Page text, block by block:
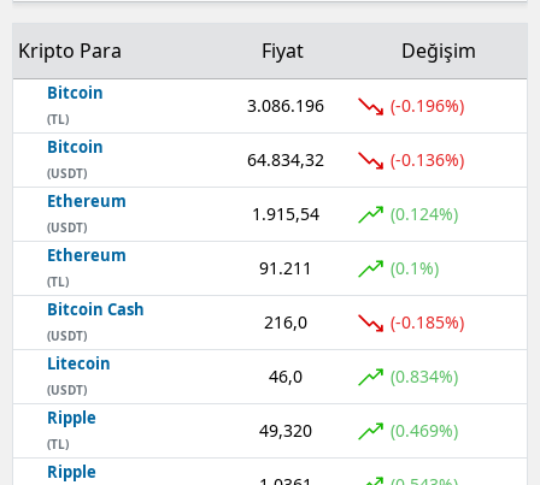
Kripto Para Fiyat Değişim
Bitcoin
(TL)
3.086.196 (-0.196%)
Bitcoin
(USDT)
64.834,32 (-0.136%)
Ethereum
(USDT)
1.915,54 (0.124%)
Ethereum
(TL)
91.211 (0.1%)
Bitcoin Cash
(USDT)
216,0 (-0.185%)
Litecoin
(USDT)
46,0 (0.834%)
Ripple
(TL)
49,320 (0.469%)
Ripple